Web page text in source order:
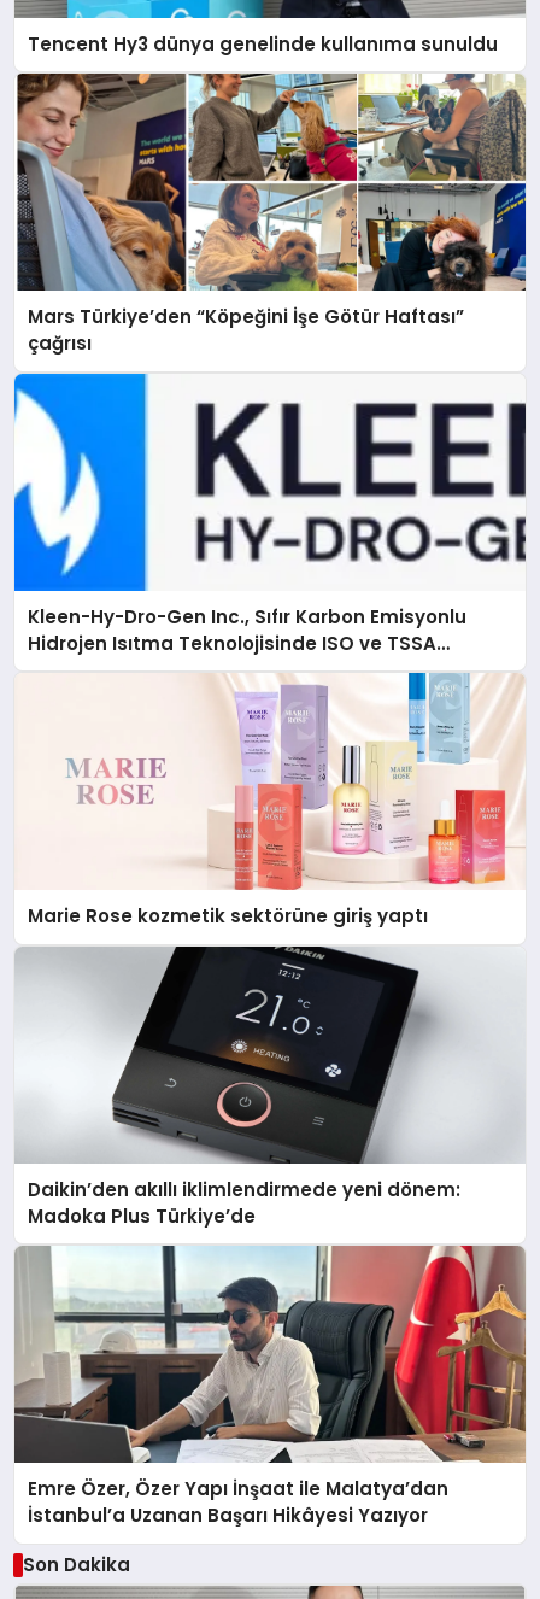
Tencent Hy3 dünya genelinde kullanıma sunuldu
Mars Türkiye’den “Köpeğini İşe Götür Haftası”
çağrısı
Kleen-Hy-Dro-Gen Inc., Sıfır Karbon Emisyonlu
Hidrojen Isıtma Teknolojisinde ISO ve TSSA
Düzenleyici Onaylarını Aldı
Marie Rose kozmetik sektörüne giriş yaptı
Daikin’den akıllı iklimlendirmede yeni dönem:
Madoka Plus Türkiye’de
Emre Özer, Özer Yapı İnşaat ile Malatya’dan
İstanbul’a Uzanan Başarı Hikâyesi Yazıyor
Son Dakika